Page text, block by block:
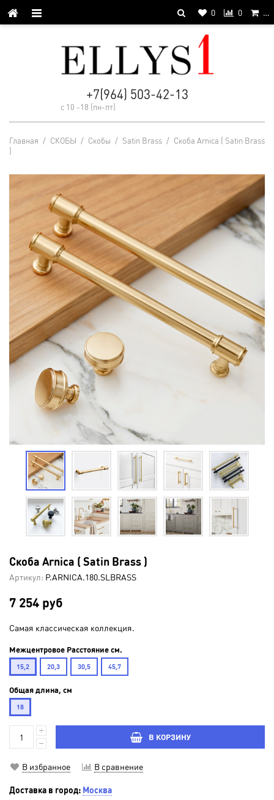
0 0 …
+7(964) 503-42-13
с 10 -18 (пн-пт)
Главная / СКОБЫ / Cкобы / Satin Brass / Скоба Arnica ( Satin Brass
)
Скоба Arnica ( Satin Brass )
Артикул: P.ARNICA.180.SLBRASS
7 254 руб
Самая классическая коллекция.
Межцентровое Расстояние см.
15,2 20,3 30,5 45,7
Общая длина, см
18
В КОРЗИНУ
В избранное В сравнение
Доставка в город: Москва